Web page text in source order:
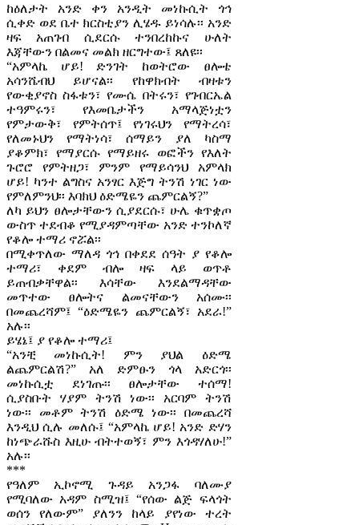
ከዕለታት አንድ ቀን አንዲት መነኩሲት ጎኅ
ሲቀድ ወደ ቤተ ክርስቲያን ሊሄዱ ይነሳሉ፡፡ አንድ
ዛፍ አጠገብ ሲደርሱ ተንበረከኩና ሁለት
እጃቸውን በልመና መልክ ዘርግተው፤ ጸለዩ፡፡
“አምላኬ ሆይ! ድንገት ከወትሮው ፀሎቴ
አሳንሼብህ ይሆናል፡፡ የከዋክብት ብዛቱን
የውቂያኖስ ስፋቱን፣ የሙሴ በትሩን፣ የገብርኤል
ተዓምሩን፣ የእመቤታችን አማላጅነቷን
የምታውቅ፣ የምትሰጥ፤ የነገሩህን የማትረሳ፣
የለመኑህን የማትነሳ፣ ሰማይን ያለ ካስማ
ያቆምክ፣ የማያርሱ የማይዘሩ ወፎችን የእለት
ጉሮሮ የምትዘጋ፣ ምንም የማይሳንህ አምላክ
ሆይ! ካንተ ልግስና አንፃር እጅግ ትንሽ ነገር ነው
የምለምንህ፡፡ እባክህ ዕድሜዬን ጨምርልኝ?”
ለካ ይህን ፀሎታቸውን ሲያደርሱ፣ ሁሌ ቁጥቋጦ
ውስጥ ተደብቆ የሚያዳምጣቸው አንድ ተንኮለኛ
የቆሎ ተማሪ ኖሯል፡፡
በሚቀጥለው ማለዳ ጎኅ በቀደደ ሰዓት ያ የቆሎ
ተማሪ፣ ቀደም ብሎ ዛፍ ላይ ወጥቶ
ይጠብቃቸዋል፡፡ እሳቸው እንደልማዳቸው
መጥተው ፀሎትና ልመናቸውን አሰሙ፡፡
በመጨረሻም፤ “ዕድሜዬን ጨምርልኝ፣ አደራ!”
አሉ፡፡
ይሄኔ፤ ያ የቆሎ ተማሪ፤
“አንቺ መነኩሲት! ምን ያህል ዕድሜ
ልጨምርልሽ?” አለ ድምፁን ጎላ አድርጎ፡፡
መነኩሲቷ ደነገጡ፡፡ ፀሎታቸው ተሰማ!
ሲያስቡት ሃያም ትንሽ ነው፡፡ አርባም ትንሽ
ነው፡፡ መቶም ትንሽ ዕድሜ ነው፡፡ በመጨረሻ
እንዲህ ሲሉ መለሱ፤ “አምላኬ ሆይ! አንድ ድሃን
ከነጭራሹስ እዚሁ ብትተወኝ፣ ምን እጎዳሃለሁ!”
አሉ፡፡
***
የዓለም ኢኮኖሚ ጉዳይ አንጋፋ ባለሙያ
የሚባለው አዳም ስሚዝ፤ “የሰው ልጅ ፍላጎት
ወሰን የለውም” ያለንን ከላይ ያየነው ተረት